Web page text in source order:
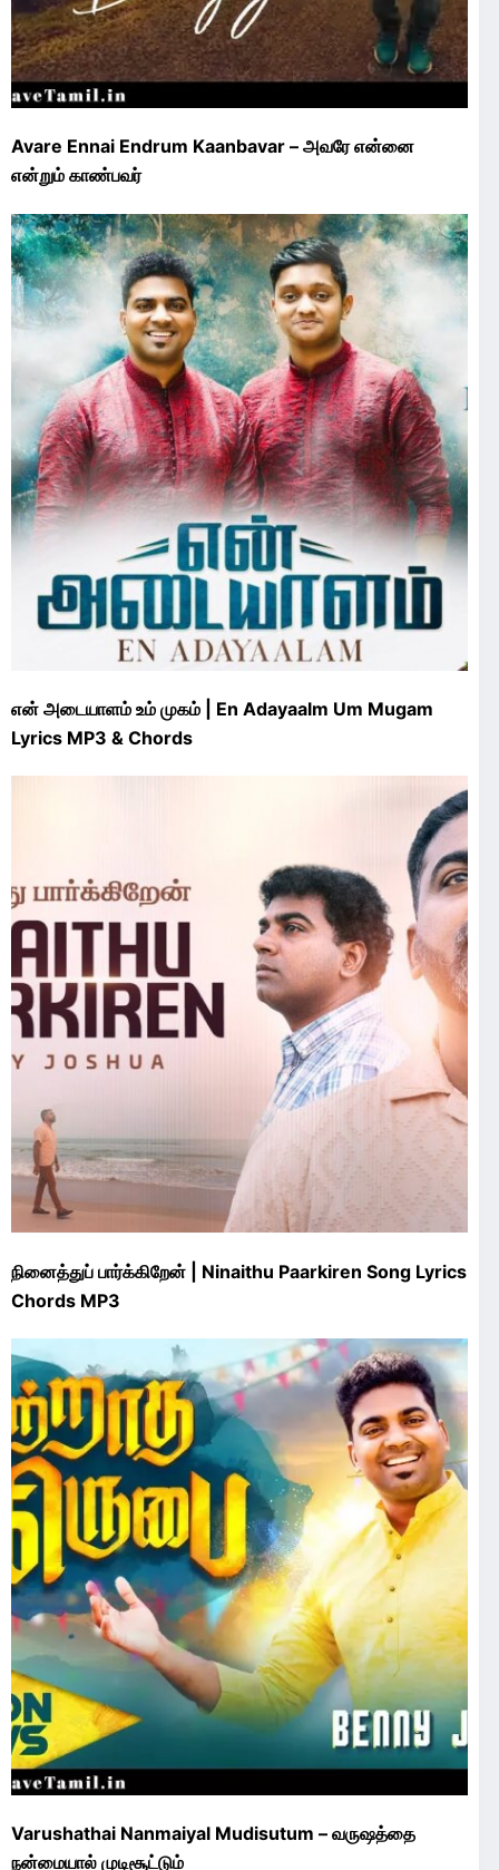
Avare Ennai Endrum Kaanbavar – அவரே என்னை
என்றும் காண்பவர்
என் அடையாளம் உம் முகம் | En Adayaalm Um Mugam
Lyrics MP3 & Chords
நினைத்துப் பார்க்கிறேன் | Ninaithu Paarkiren Song Lyrics
Chords MP3
Varushathai Nanmaiyal Mudisutum – வருஷத்தை
நன்மையால் முடிசூட்டும்